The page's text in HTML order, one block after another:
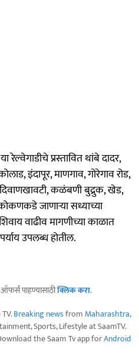
प्रस्तावित थांबे दादर,
इंदापूर, माणगाव, गोरेगाव रोड,
दिवाणखावटी, कळंबणी बुद्रुक, खेड,
जाणाऱ्या सध्याच्या
वाढीव मागणीच्या काळात
उपलब्ध होतील.
ऑफर्स पाहण्यासाठीक्लिक करा.
Breaking newsfrom Maharashtra,
Sports, Lifestyle at SaamTV.
the Saam Tv app forAndroid